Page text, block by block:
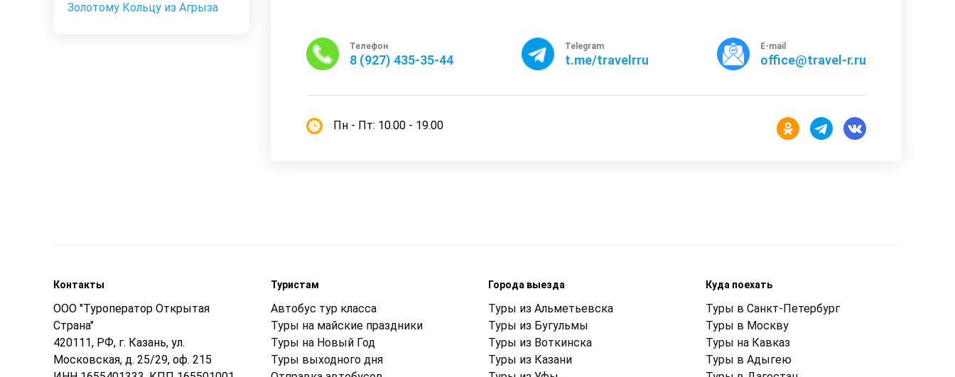
Золотому Кольцу из Агрыза
Телефон
8 (927) 435-35-44
Telegram
t.me/travelrru
E-mail
office@travel-r.ru
Пн - Пт: 10.00 - 19.00
Контакты
ООО "Туроператор Открытая
Страна"
420111, РФ, г. Казань, ул.
Московская, д. 25/29, оф. 215
Туристам
Автобус тур класса
Туры на майские праздники
Туры на Новый Год
Туры выходного дня
Города выезда
Туры из Альметьевска
Туры из Бугульмы
Туры из Воткинска
Туры из Казани
Куда поехать
Туры в Санкт-Петербург
Туры в Москву
Туры на Кавказ
Туры в Адыгею